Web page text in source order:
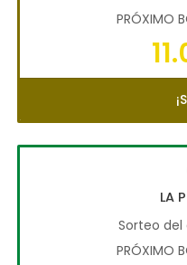
PRÓXIMO
LA
Sorteo
PRÓXIMO